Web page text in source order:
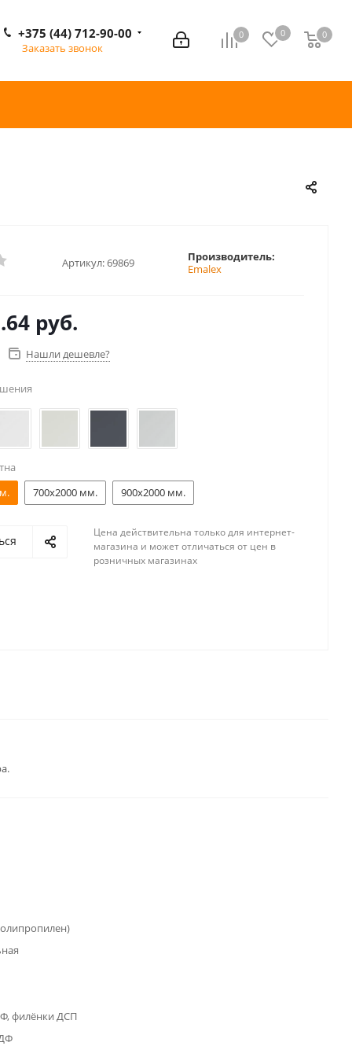
0 0 0
0
+375 (44) 712-90-00
Заказать звонок
Артикул:69869
Производитель:
Emalex
руб.
Нашли дешевле?
700x2000 мм. 900x2000 мм.
Цена действительна только для интернет-
магазина и может отличаться от цен в
розничных магазинах
филёнки ДСП